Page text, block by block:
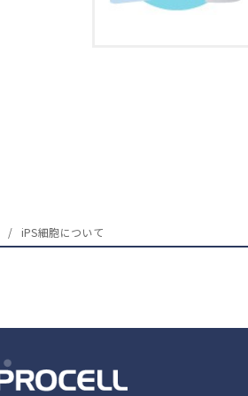
iPS細胞について